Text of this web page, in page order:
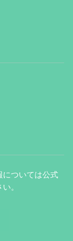
については公式
。